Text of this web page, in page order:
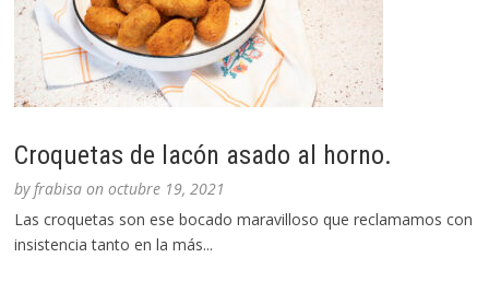
Croquetas de lacón asado al horno.
byfrabisa onoctubre 19, 2021
Las croquetas son ese bocado maravilloso que reclamamos con
insistencia tanto en la más...